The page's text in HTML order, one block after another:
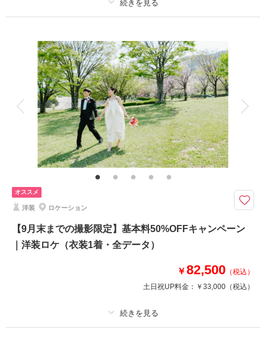
撮影料 新婦衣装1着 新郎衣装1着
着付け ヘアメイク 小物一式
アルバム データ 50 カット 台紙付写真
衣装追加 会食 挙式
家族と撮影 家族用衣装レンタル ペットと撮影
その他含むもの
★早い者勝ち！期間限定半額キャンペーン開催中！ロケ＋スタジオ、和装＋
洋装などプランの組み合わせも可能です。※衣装持ち込み料（衣装1点）…
新婦¥33,000、新郎¥11,000
ふたりの好きがきっと見つかる。特別な思い出を美しく残せるスタジオフォ
通常価格：88,000円（税込）
・美容専属スタッフ
オススメ
洋装 ロケーション
【9月末までの撮影限定】基本料50%OFFキャンペーン
｜洋装ロケ（衣装1着・全データ）
￥82,500 （税込）
土日祝UP料金： ￥33,000 （税込）